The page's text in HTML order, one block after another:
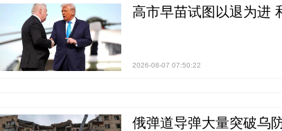
高市早苗试图以退为进
2026-08-07 07:50:22
俄弹道导弹大量突破乌